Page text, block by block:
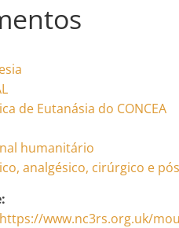
de Eutanásia do CONCEA
humanitário
analgésico, cirúrgico e
https://www.nc3rs.org.uk/